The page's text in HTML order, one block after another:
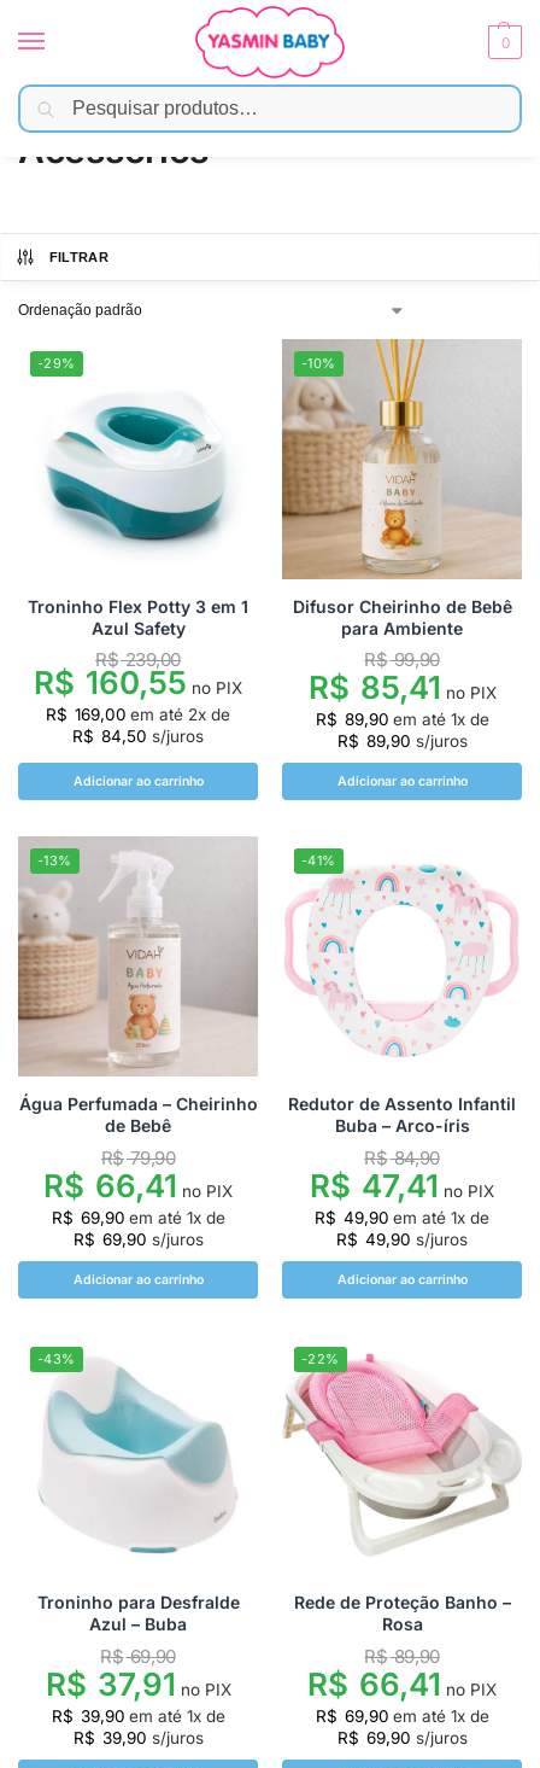
0
Início Banho / Acessórios
Acessórios
FILTRAR
-29%
Troninho Flex Potty 3 em 1
Azul Safety
R$239,00
R$ 160,55 no PIX
R$ 169,00 em até 2x de
R$ 84,50 s/juros
Adicionar ao carrinho
-10%
Difusor Cheirinho de Bebê
para Ambiente
R$99,90
R$ 85,41 no PIX
R$ 89,90 em até 1x de
R$ 89,90 s/juros
Adicionar ao carrinho
-13%
Água Perfumada – Cheirinho
de Bebê
R$79,90
R$ 66,41 no PIX
R$ 69,90 em até 1x de
R$ 69,90 s/juros
Adicionar ao carrinho
-41%
Redutor de Assento Infantil
Buba – Arco-íris
R$84,90
R$ 47,41 no PIX
R$ 49,90 em até 1x de
R$ 49,90 s/juros
Adicionar ao carrinho
-43%
Troninho para Desfralde
Azul – Buba
R$69,90
R$ 37,91 no PIX
R$ 39,90 em até 1x de
R$ 39,90 s/juros
-22%
Rede de Proteção Banho –
Rosa
R$89,90
R$ 66,41 no PIX
R$ 69,90 em até 1x de
R$ 69,90 s/juros